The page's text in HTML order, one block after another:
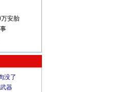
安胎
没了
器